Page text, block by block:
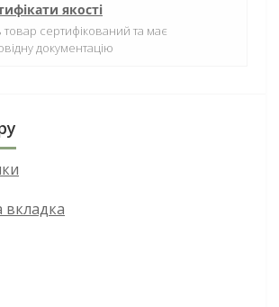
якості
товар сертифікований та має
документацію
вкладка